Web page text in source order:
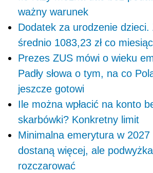
ważny warunek
Dodatek za urodzenie dzieci.
średnio 1083,23 zł co miesiąc
Prezes ZUS mówi o wieku
Padły słowa o tym, na co
jeszcze gotowi
Ile można wpłacić na konto
skarbówki? Konkretny limit
Minimalna emerytura w
dostaną więcej, ale
rozczarować